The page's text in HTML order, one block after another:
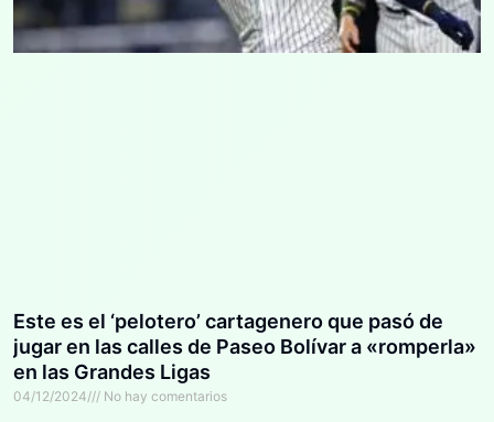
Este es el ‘pelotero’ cartagenero que pasó de
jugar en las calles de Paseo Bolívar a «romperla»
en las Grandes Ligas
04/12/2024 No hay comentarios